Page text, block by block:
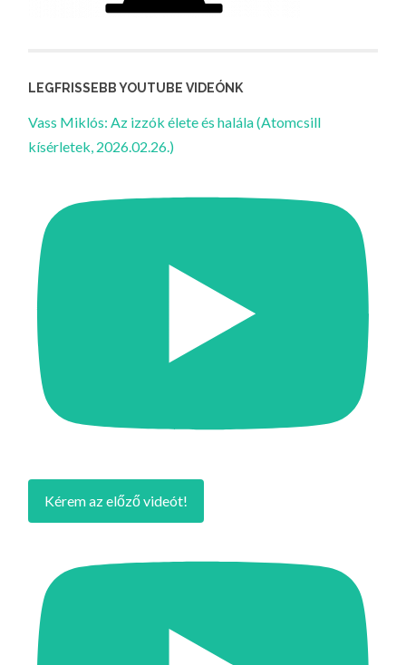
LEGFRISSEBB YOUTUBE VIDEÓNK
Vass Miklós: Az izzók élete és halála (Atomcsill
kísérletek, 2026.02.26.)
Kérem az előző videót!